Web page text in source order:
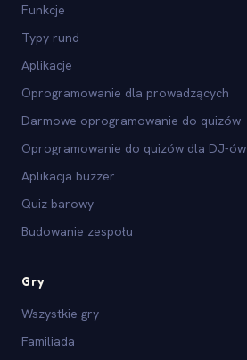
Funkcje
Typy rund
Aplikacje
Oprogramowanie dla prowadzących
Darmowe oprogramowanie do quizów
Oprogramowanie do quizów dla DJ-ów
Aplikacja buzzer
Quiz barowy
Budowanie zespołu
Gry
Wszystkie gry
Familiada